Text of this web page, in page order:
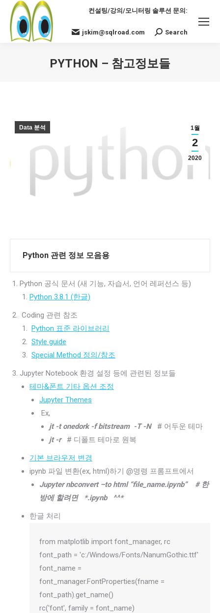
컨설팅/강의/모니터링 솔루션 문의:
jskim@sqlroad.com Search:
Search
PYTHON – 참고정보들
1월
2
2020
Data 분석
Python 관련 정보 모음용
Python 공식 문서 (새 기능, 자습서, 언어 레퍼선스 등)
Python 3.8.1 (한글)
Coding 관련 참조
Python 표준 라이브러리
Style guide
Special Method 정의/참조
Jupyter Notebook 환경 설정 등에 관련된 정보들
테마&폰트 기타 옵션 조정
Jupyter Themes
Ex,
jt -t onedork -f bitstream -T -N
# 어두운 테마
jt -r
# 디폴트 테마로 원복
기본 브라우저 변경
ipynb 파일 변환(ex, html)하기 @명령 프롬프트에서
Jupyter nbconvert –to html “file_name.ipynb” # 한
방에 할려면 *.ipynb ^^*
한글 처리
from matplotlib import font_manager, rc
font_path = 'c:/Windows/Fonts/NanumGothic.ttf'
font_name =
font_manager.FontProperties(fname =
font_path).get_name()
rc('font', family = font_name)